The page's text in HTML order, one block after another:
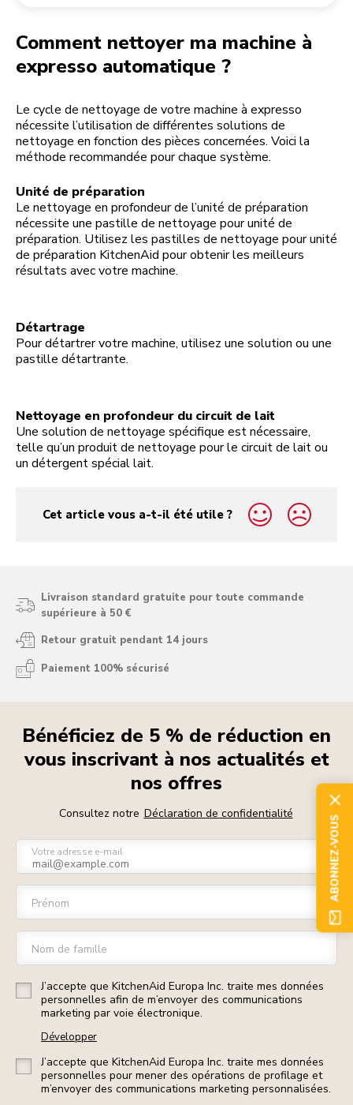
Comment nettoyer ma machine à
expresso automatique ?
Le cycle de nettoyage de votre machine à expresso
nécessite l’utilisation de différentes solutions de
nettoyage en fonction des pièces concernées. Voici la
méthode recommandée pour chaque système.
Unité de préparation
Le nettoyage en profondeur de l’unité de préparation
nécessite une pastille de nettoyage pour unité de
préparation. Utilisez les pastilles de nettoyage pour unité
de préparation KitchenAid pour obtenir les meilleurs
résultats avec votre machine.
Détartrage
Pour détartrer votre machine, utilisez une solution ou une
pastille détartrante.
Nettoyage en profondeur du circuit de lait
Une solution de nettoyage spécifique est nécessaire,
telle qu’un produit de nettoyage pour le circuit de lait ou
un détergent spécial lait.
Cet article vous a-t-il été utile ?
yes
no
Livraison standard gratuite pour toute commande
supérieure à 50 €
Retour gratuit pendant 14 jours
Paiement 100% sécurisé
Bénéficiez de 5 % de réduction en
vous inscrivant à nos actualités et
nos offres
Consultez notre Déclaration de confidentialité
Votre adresse e-mail
Prénom
Nom de famille
J’accepte que KitchenAid Europa Inc. traite mes données
personnelles afin de m’envoyer des communications
marketing par voie électronique.
Développer
J’accepte que KitchenAid Europa Inc. traite mes données
personnelles pour mener des opérations de profilage et
m’envoyer des communications marketing personnalisées.
ABONNEZ-VOUS